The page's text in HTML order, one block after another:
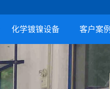
化学镀镍设备 客户案例